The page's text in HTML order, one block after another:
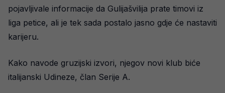
pojavljivale informacije da Gulijašvilija prate timovi iz
liga petice, ali je tek sada postalo jasno gdje će nastaviti
karijeru.
Kako navode gruzijski izvori, njegov novi klub biće
italijanski Udineze, član Serije A.